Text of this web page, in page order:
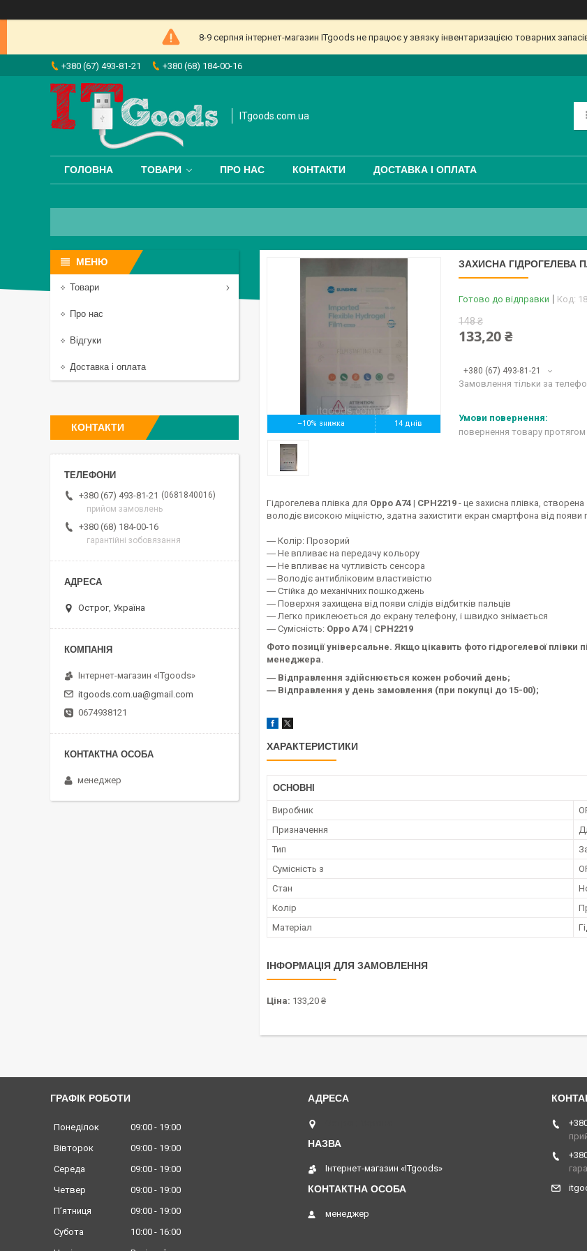
8-9 серпня інтернет-магазин ITgoods не працює у звязку інвентаризацією товарних
+380 (67) 493-81-21 +380 (68) 184-00-16
ITgoods.com.ua
ГОЛОВНА ТОВАРИ ПРО НАС КОНТАКТИ ДОСТАВКА І ОПЛАТА
–10% 14 днів
ЗАХИСНА ГІДРОГЕЛЕВА
Готово до відправки Код:
148 ₴
133,20 ₴
+380 (67) 493-81-21
Замовлення тільки за
повернення товару протягом
Гідрогелева плівка для Oppo A74 | CPH2219 - це захисна плівка,
володіє високою міцністю, здатна захистити екран смартфона від появи
― Колір: Прозорий
― Не впливає на передачу кольору
― Не впливає на чутливість сенсора
― Володіє антибліковим властивістю
― Стійка до механічних пошкоджень
― Поверхня захищена від появи слідів відбитків пальців
― Легко приклеюється до екрану телефону, і швидко знімається
― Сумісність: Oppo A74 | CPH2219
Фото позиції універсальне. Якщо цікавить фото гідрогелевої
менеджера.
― Відправлення здійснюється кожен робочий день;
― Відправлення у день замовлення (при покупці до 15-00);
ХАРАКТЕРИСТИКИ
ОСНОВНІ
Виробник
Призначення
Тип
Сумісність з
Стан
Колір
Матеріал
ІНФОРМАЦІЯ ДЛЯ ЗАМОВЛЕННЯ
Ціна: 133,20 ₴
Товари
Про нас
Відгуки
Доставка і оплата
КОНТАКТИ
+380 (67) 493-81-21
0681840016
прийом замовлень
+380 (68) 184-00-16
гарантійні зобовязання
Острог, Україна
Інтернет-магазин «ITgoods»
itgoods.com.ua@gmail.com
0674938121
менеджер
ГРАФІК РОБОТИ
Понеділок 09:00
19:00
Вівторок
09:00
19:00
Середа
09:00
19:00
Четвер
09:00
19:00
Пʼятниця
09:00
19:00
Субота
10:00
16:00
Інтернет-магазин «ITgoods»
менеджер